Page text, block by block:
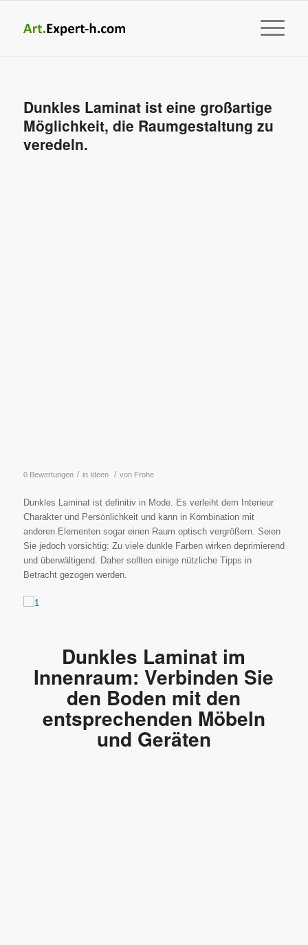
Dunkles Laminat ist eine großartige
Möglichkeit, die Raumgestaltung zu
veredeln.
0 Bewertungen / in Ideen / von Frohe
Dunkles Laminat ist definitiv in Mode. Es verleiht dem Interieur
Charakter und Persönlichkeit und kann in Kombination mit
anderen Elementen sogar einen Raum optisch vergrößern. Seien
Sie jedoch vorsichtig: Zu viele dunkle Farben wirken deprimierend
und überwältigend. Daher sollten einige nützliche Tipps in
Betracht gezogen werden.
Dunkles Laminat im
Innenraum: Verbinden Sie
den Boden mit den
entsprechenden Möbeln
und Geräten